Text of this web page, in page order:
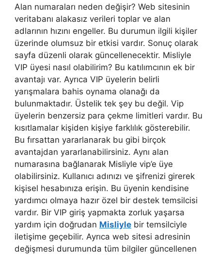
Alan numaraları neden değişir? Web sitesinin
veritabanı alakasız verileri toplar ve alan
adlarının hızını engeller. Bu durumun ilgili kişiler
üzerinde olumsuz bir etkisi vardır. Sonuç olarak
sayfa düzenli olarak güncellenecektir. Misliyle
VIP üyesi nasıl olabilirim? Bu katılımcının ek bir
avantajı var. Ayrıca VIP üyelerin belirli
yarışmalara bahis oynama olanağı da
bulunmaktadır. Üstelik tek şey bu değil. Vip
üyelerin benzersiz para çekme limitleri vardır. Bu
kısıtlamalar kişiden kişiye farklılık gösterebilir.
Bu fırsattan yararlanarak bu gibi birçok
avantajdan yararlanabilirsiniz. Aynı alan
numarasına bağlanarak Misliyle vip’e üye
olabilirsiniz. Kullanıcı adınızı ve şifrenizi girerek
kişisel hesabınıza erişin. Bu üyenin kendisine
yardımcı olmaya hazır özel bir destek temsilcisi
vardır. Bir VIP giriş yapmakta zorluk yaşarsa
yardım için doğrudan Misliyle bir temsilciyle
iletişime geçebilir. Ayrıca web sitesi adresinin
değişmesi durumunda tüm bilgiler güncellenen